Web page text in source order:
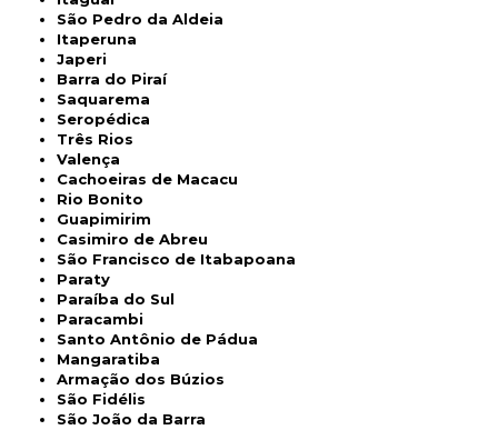
São Pedro da Aldeia
Itaperuna
Japeri
Barra do Piraí
Saquarema
Seropédica
Três Rios
Valença
Cachoeiras de Macacu
Rio Bonito
Guapimirim
Casimiro de Abreu
São Francisco de Itabapoana
Paraty
Paraíba do Sul
Paracambi
Santo Antônio de Pádua
Mangaratiba
Armação dos Búzios
São Fidélis
São João da Barra